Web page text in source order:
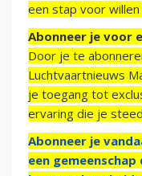
een stap voor willen
Abonneer je voor
Door je te
Luchtvaartnieuws
je toegang tot
ervaring die je
Abonneer je
een